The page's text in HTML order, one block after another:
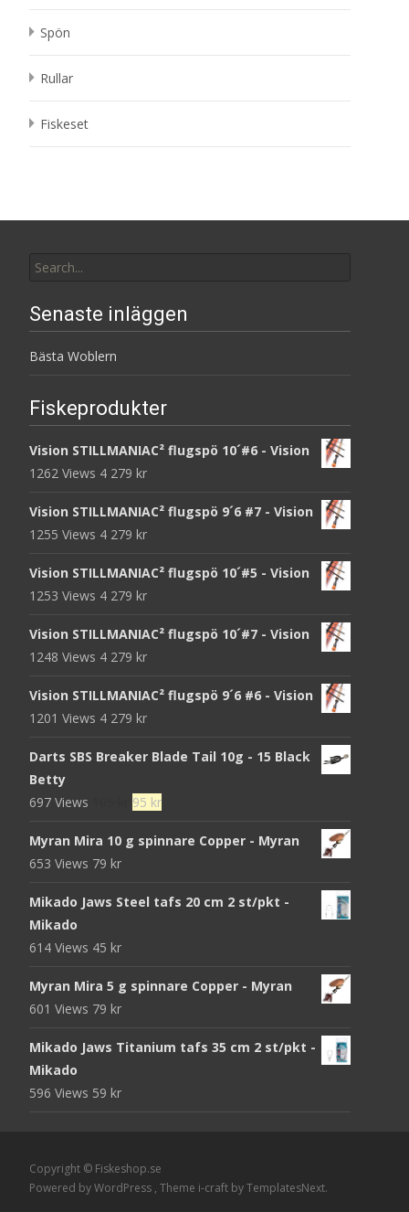
Spön
Rullar
Fiskeset
for:
Senaste inläggen
Bästa Woblern
Fiskeprodukter
Vision STILLMANIAC² flugspö 10´#6 - Vision
1262 Views 4 279 kr
Vision STILLMANIAC² flugspö 9´6 #7 - Vision
1255 Views 4 279 kr
Vision STILLMANIAC² flugspö 10´#5 - Vision
1253 Views 4 279 kr
Vision STILLMANIAC² flugspö 10´#7 - Vision
1248 Views 4 279 kr
Vision STILLMANIAC² flugspö 9´6 #6 - Vision
1201 Views 4 279 kr
Darts SBS Breaker Blade Tail 10g - 15 Black
Betty
697 Views
Det
priset
95 krDet
priset
Myran Mira 10 g spinnare Copper - Myran
653 Views 79 kr
Mikado Jaws Steel tafs 20 cm 2 st/pkt -
Mikado
614 Views 45 kr
Myran Mira 5 g spinnare Copper - Myran
601 Views 79 kr
Mikado Jaws Titanium tafs 35 cm 2 st/pkt -
Mikado
596 Views 59 kr
Copyright © Fiskeshop.se
Powered by WordPress , Theme i-craft by TemplatesNext.